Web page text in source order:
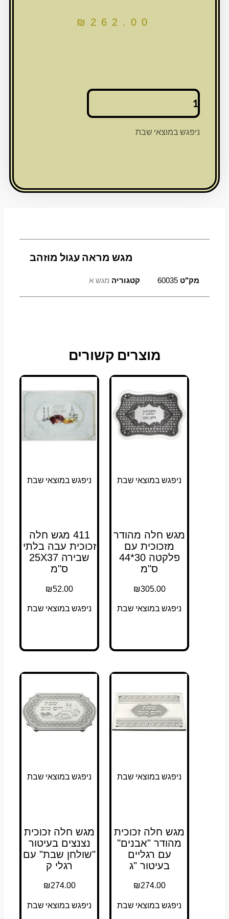
₪ 262.00
כמות
מגש
ניפגש במוצאי שבת
מגש מראה עגול מוזהב
מק"ט60035 קטגוריה מגש א
מוצרים קשורים
ניפגש במוצאי שבת
מגש חלה מהודר
מזכוכית עם
פלקטה 30*44
ס"מ
₪305.00
ניפגש במוצאי שבת
ניפגש במוצאי שבת
411 מגש חלה
זכוכית עבה בלתי
שבירה 25X37
ס"מ
₪52.00
ניפגש במוצאי שבת
ניפגש במוצאי שבת
מגש חלה זכוכית
מהודר "אבנים"
עם רגליים
בעיטור "ג
₪274.00
ניפגש במוצאי שבת
ניפגש במוצאי שבת
מגש חלה זכוכית
נצנצים בעיטור
"שולחן שבת" עם
רגלי ק
₪274.00
ניפגש במוצאי שבת